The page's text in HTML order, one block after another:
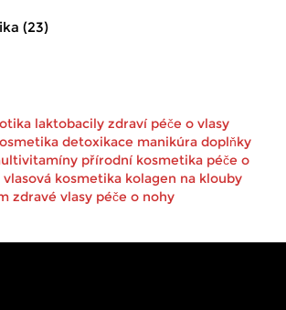
(23)
laktobacily zdraví péče o vlasy
detoxikace manikúra doplňky
přírodní kosmetika péče o
vlasová kosmetika kolagen na klouby
zdravé vlasy péče o nohy